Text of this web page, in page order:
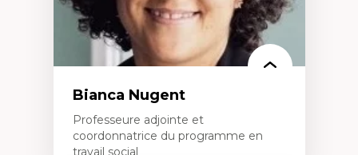
Bianca Nugent
Professeure adjointe et
coordonnatrice du programme en
travail social